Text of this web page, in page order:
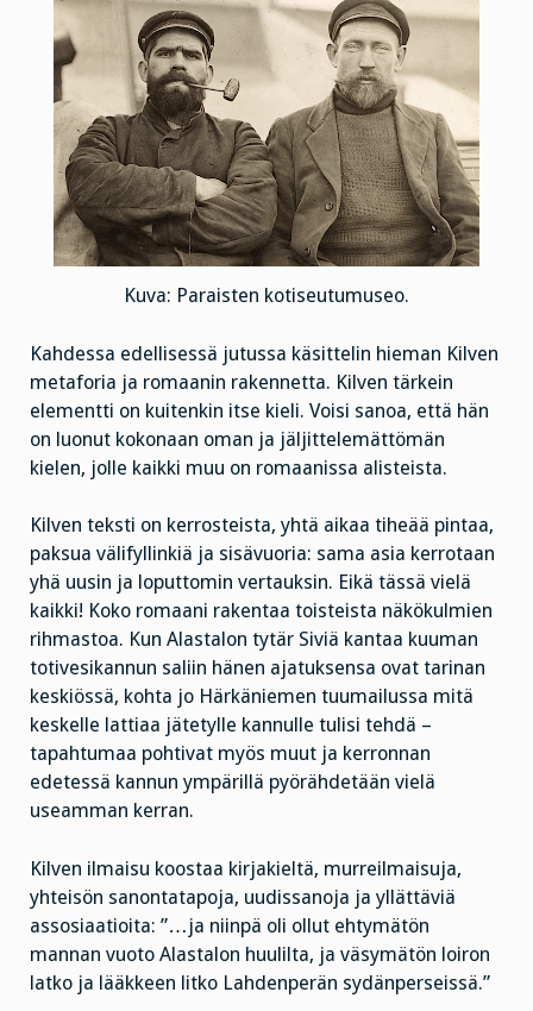
Kuva: Paraisten kotiseutumuseo.
Kahdessa edellisessä jutussa käsittelin hieman Kilven
metaforia ja romaanin rakennetta. Kilven tärkein
elementti on kuitenkin itse kieli. Voisi sanoa, että hän
on luonut kokonaan oman ja jäljittelemättömän
kielen, jolle kaikki muu on romaanissa alisteista.
Kilven teksti on kerrosteista, yhtä aikaa tiheää pintaa,
paksua välifyllinkiä ja sisävuoria: sama asia kerrotaan
yhä uusin ja loputtomin vertauksin. Eikä tässä vielä
kaikki! Koko romaani rakentaa toisteista näkökulmien
rihmastoa. Kun Alastalon tytär Siviä kantaa kuuman
totivesikannun saliin hänen ajatuksensa ovat tarinan
keskiössä, kohta jo Härkäniemen tuumailussa mitä
keskelle lattiaa jätetylle kannulle tulisi tehdä –
tapahtumaa pohtivat myös muut ja kerronnan
edetessä kannun ympärillä pyörähdetään vielä
useamman kerran.
Kilven ilmaisu koostaa kirjakieltä, murreilmaisuja,
yhteisön sanontatapoja, uudissanoja ja yllättäviä
assosiaatioita: ”…ja niinpä oli ollut ehtymätön
mannan vuoto Alastalon huulilta, ja väsymätön loiron
latko ja lääkkeen litko Lahdenperän sydänperseissä.”